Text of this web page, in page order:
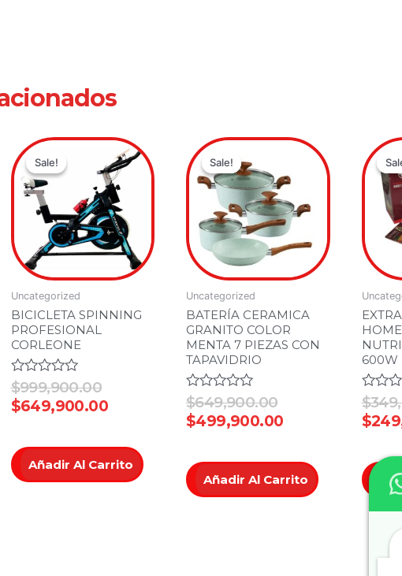
Sale!
Sale!
Uncategorized
BICICLETA SPINNING
PROFESIONAL
CORLEONE
Valorado
en
0
$999,900.00
Original
price
was:
$999,900.00.
$649,900.00
Current
price
is:
$649,900.00.
Añadir Al Carrito
Sale!
Sale!
Uncategorized
BATERÍA CERAMICA
GRANITO COLOR
MENTA 7 PIEZAS CON
TAPAVIDRIO
Valorado
en
0
$649,900.00
Original
was:
$649,900.00.
$499,900.00
Current
price
is:
$499,900.00.
Añadir Al Carrito
600W
en
0
$
$